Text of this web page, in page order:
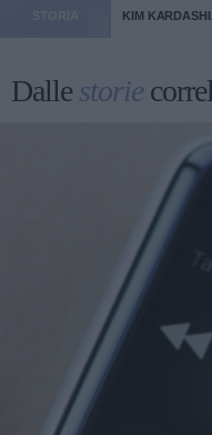
KIM
Dallestorie